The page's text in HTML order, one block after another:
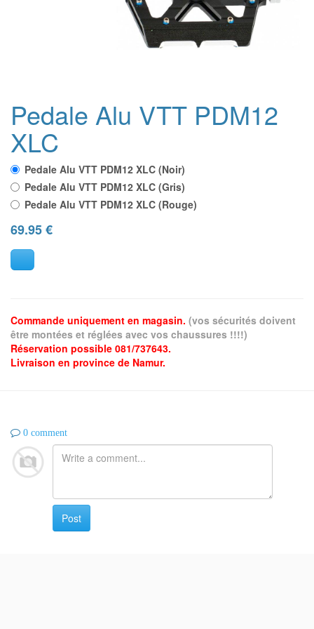
Pedale Alu VTT PDM12
XLC
Pedale Alu VTT PDM12 XLC (Noir)
Pedale Alu VTT PDM12 XLC (Gris)
Pedale Alu VTT PDM12 XLC (Rouge)
69.95€
Commande uniquement en magasin. (vos sécurités doivent
être montées et réglées avec vos chaussures !!!!)
Réservation possible 081/737643.
Livraison en province de Namur.
0 comment
Post